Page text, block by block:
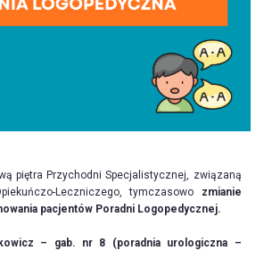
piętra Przychodni Specjalistycznej, związaną
Leczniczego, tymczasowo zmianie
pacjentów Poradni Logopedycznej.
– gab. nr 8 (poradnia urologiczna –